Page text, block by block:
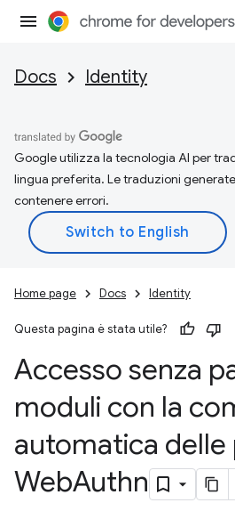
Docs Identity
Google utilizza la tecnologia AI per
lingua preferita. Le traduzioni
contenere errori.
Home page Docs Identity
Questa pagina è stata utile?
Accesso senza
moduli con la
automatica delle
WebAuthn